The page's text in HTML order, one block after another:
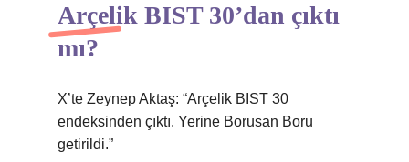
Arçelik BIST 30’dan çıktı
mı?
X’te Zeynep Aktaş: “Arçelik BIST 30
endeksinden çıktı. Yerine Borusan Boru
getirildi.”